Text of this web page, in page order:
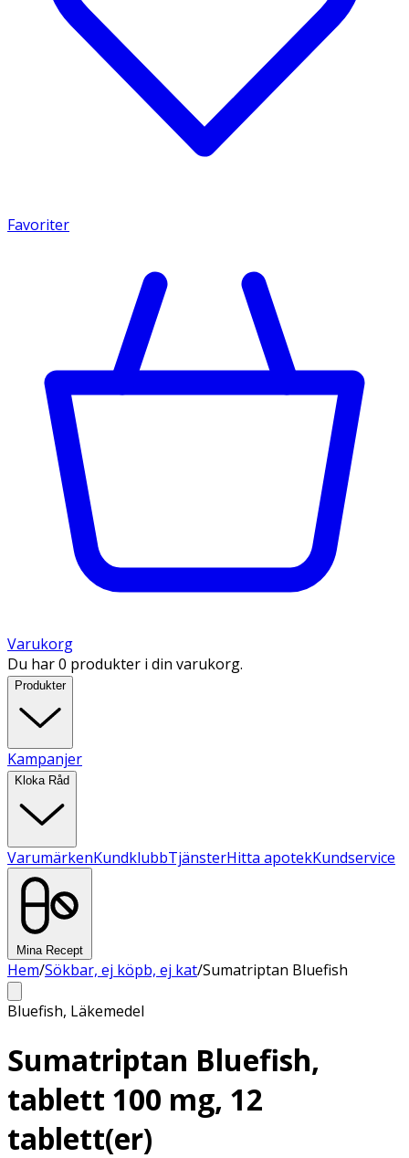
Favoriter
Varukorg
Du har 0 produkter i din varukorg.
Produkter
Kampanjer
Kloka Råd
VarumärkenKundklubbTjänsterHitta apotekKundservice
Mina Recept
Hem/Sökbar, ej köpb, ej kat/Sumatriptan Bluefish
Bluefish, Läkemedel
Sumatriptan Bluefish,
tablett 100 mg, 12
tablett(er)